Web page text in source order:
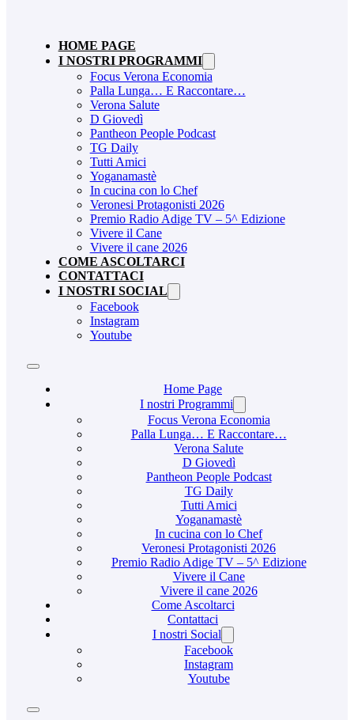
HOME PAGE
I NOSTRI PROGRAMMI
Focus Verona Economia
Palla Lunga… E Raccontare…
Verona Salute
D Giovedì
Pantheon People Podcast
TG Daily
Tutti Amici
Yoganamastè
In cucina con lo Chef
Veronesi Protagonisti 2026
Premio Radio Adige TV – 5^ Edizione
Vivere il Cane
Vivere il cane 2026
COME ASCOLTARCI
CONTATTACI
I NOSTRI SOCIAL
Facebook
Instagram
Youtube
Home Page
I nostri Programmi
Focus Verona Economia
Palla Lunga… E Raccontare…
Verona Salute
D Giovedì
Pantheon People Podcast
TG Daily
Tutti Amici
Yoganamastè
In cucina con lo Chef
Veronesi Protagonisti 2026
Premio Radio Adige TV – 5^ Edizione
Vivere il Cane
Vivere il cane 2026
Come Ascoltarci
Contattaci
I nostri Social
Facebook
Instagram
Youtube